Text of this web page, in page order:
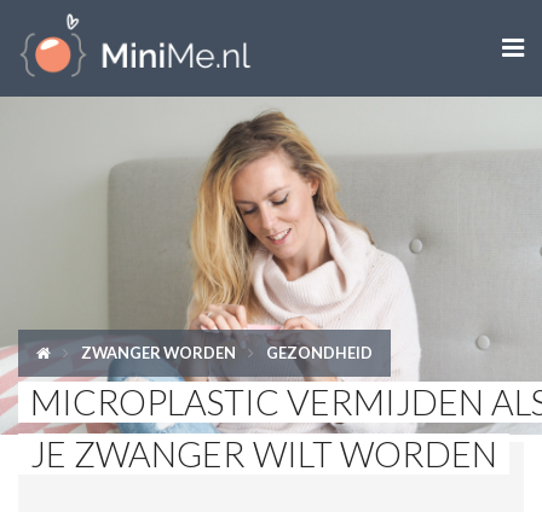

KIND
LIFESTYLE
ZWANGER WORDEN GEZONDHEID
MICROPLASTIC VERMIJDEN
JE ZWANGER WILT WORDEN